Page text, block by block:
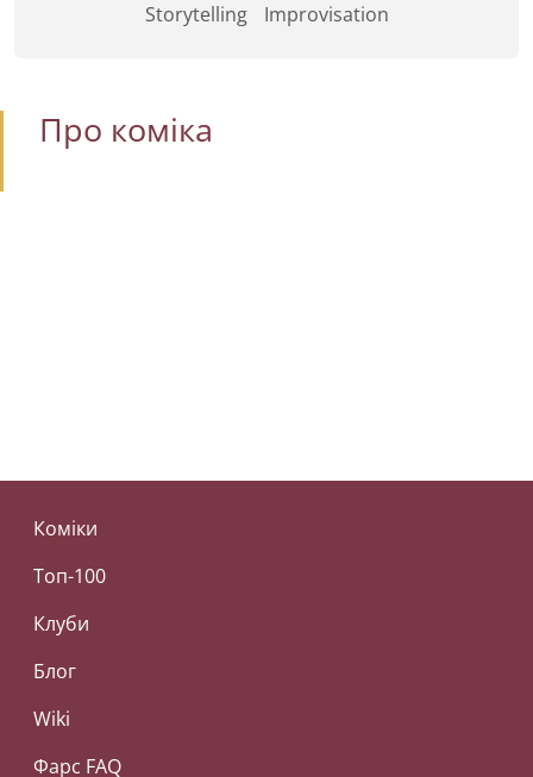
Storytelling
Improvisation
Про коміка
Коміки
Топ-100
Клуби
Блог
Wiki
Фарс FAQ